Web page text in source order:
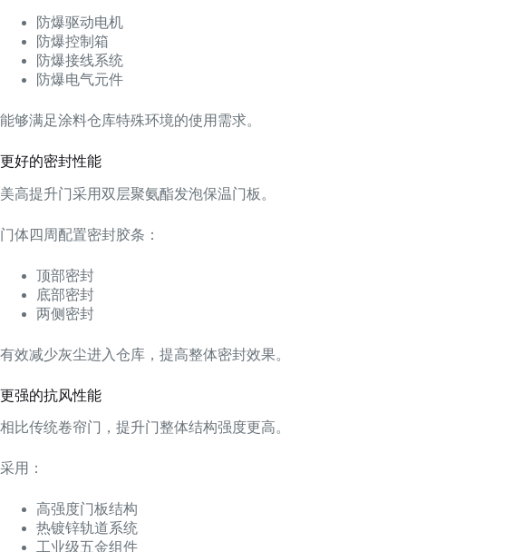
防爆驱动电机
防爆控制箱
防爆接线系统
防爆电气元件
能够满足涂料仓库特殊环境的使用需求。
更好的密封性能
美高提升门采用双层聚氨酯发泡保温门板。
门体四周配置密封胶条：
顶部密封
底部密封
两侧密封
有效减少灰尘进入仓库，提高整体密封效果。
更强的抗风性能
相比传统卷帘门，提升门整体结构强度更高。
采用：
高强度门板结构
热镀锌轨道系统
工业级五金组件